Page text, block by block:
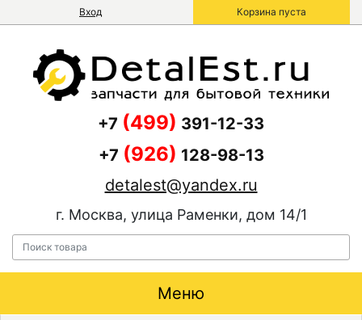
Вход Корзина пуста
+7 (499) 391-12-33
+7 (926) 128-98-13
detalest@yandex.ru
г. Москва, улица Раменки, дом 14/1
Меню